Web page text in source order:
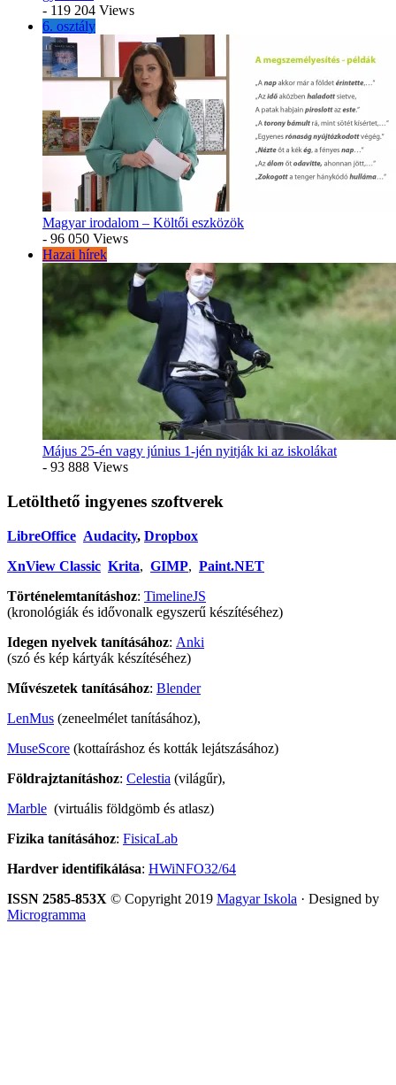
- 119 204 Views
6. osztály
Magyar irodalom – Költői eszközök
- 96 050 Views
Hazai hírek
Május 25-én vagy június 1-jén nyitják ki az iskolákat
- 93 888 Views
Letölthető ingyenes szoftverek
LibreOffice Audacity, Dropbox
XnView Classic Krita, GIMP, Paint.NET
Történelemtanításhoz: TimelineJS
(kronológiák és idővonalk egyszerű készítéséhez)
Idegen nyelvek tanításához: Anki
(szó és kép kártyák készítéséhez)
Művészetek tanításához: Blender
LenMus (zeneelmélet tanításához),
MuseScore (kottaíráshoz és kották lejátszásához)
Földrajztanításhoz: Celestia (világűr),
Marble (virtuális földgömb és atlasz)
Fizika tanításához: FisicaLab
Hardver identifikálása: HWiNFO32/64
ISSN 2585-853X © Copyright 2019 Magyar Iskola · Designed by
Microgramma